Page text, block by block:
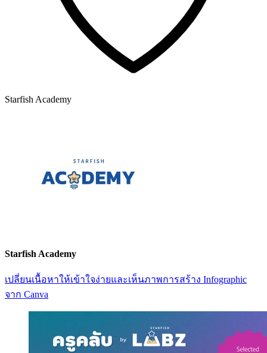
Starfish Academy
Starfish Academy
เปลี่ยนเนื้อหาให้เข้าใจง่ายและเห็นภาพการสร้าง Infographic
จาก Canva